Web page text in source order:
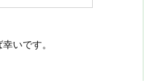
いです。